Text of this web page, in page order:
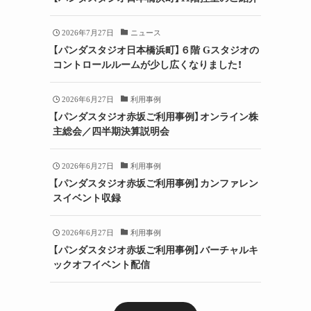
2026年7月27日 ニュース
【パンダスタジオ日本橋浜町】６階 Gスタジオの
コントロールルームが少し広くなりました！
2026年6月27日 利用事例
【パンダスタジオ赤坂ご利用事例】オンライン株
主総会／四半期決算説明会
2026年6月27日 利用事例
【パンダスタジオ赤坂ご利用事例】カンファレン
スイベント収録
2026年6月27日 利用事例
【パンダスタジオ赤坂ご利用事例】バーチャルキ
ックオフイベント配信